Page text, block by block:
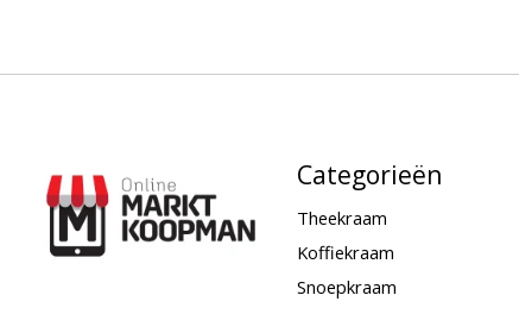
Categorieën
Theekraam
Koffiekraam
Snoepkraam